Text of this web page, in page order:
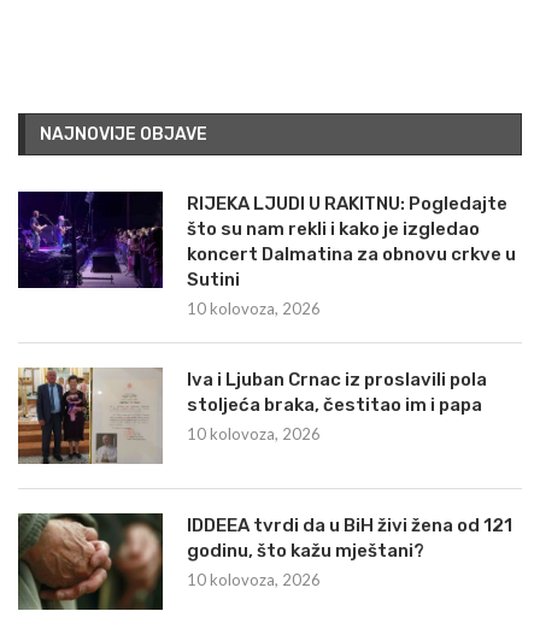
NAJNOVIJE OBJAVE
RIJEKA LJUDI U RAKITNU: Pogledajte
što su nam rekli i kako je izgledao
koncert Dalmatina za obnovu crkve u
Sutini
10 kolovoza, 2026
Iva i Ljuban Crnac iz proslavili pola
stoljeća braka, čestitao im i papa
10 kolovoza, 2026
IDDEEA tvrdi da u BiH živi žena od 121
godinu, što kažu mještani?
10 kolovoza, 2026